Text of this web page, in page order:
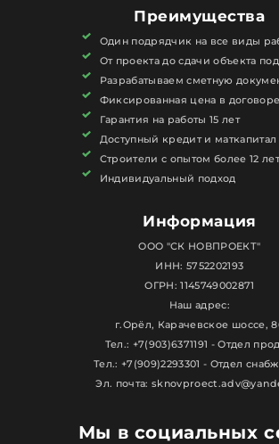
выполняются нашими инженерами
под контролем технадзора.
посредников.
💰 Стоимость
дома из газобетона
Цена зависит от площади,
фундамента и пожеланий к отделке.
можете просто оставить заявку, и
рассчитаем для вас
вашего участка, бюджета и сроков.
🏗 Примеры наших
Мы построили десятки домов из
Орле, Мценске, Ливнах,
других населённых пунктах.
Мы в социальных
Преимущества
Один подрядчик на все виды
От проекта до сдачи объекта
Разрабатываем сметную
Фиксированная цена в договоре
Гарантия на работы 15 лет
Доступный кредит и маткапитал
Строители с опытом более 12 лет
Индивидуальный подход
Информация
ООО "СК НОВПРОЕКТ"
ИНН: 5752202193
ОГРН: 1145749002871
Наш адрес:
г.Орёл, Карачевское шоссе,
Тел.: +7(903)6371191 - Отдел
Тел.: +7(909)2293301 - Отдел
Эл. почта: